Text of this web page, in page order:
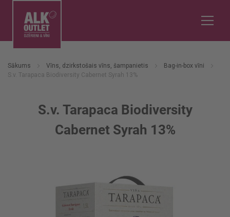
Sākums Vīns, dzirkstošais vīns, šampanietis
Bag-in-box vīni
S.v. Tarapaca Biodiversity Cabernet Syrah 13%
S.v. Tarapaca Biodiversity
Cabernet Syrah 13%